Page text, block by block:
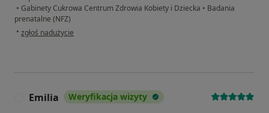
• Gabinety Cukrowa Centrum Zdrowia Kobiety i Dziecka • Badania
prenatalne (NFZ)
• w opinii użytkownika Marta
zgłoś nadużycie
Emilia Weryfikacja wizyty